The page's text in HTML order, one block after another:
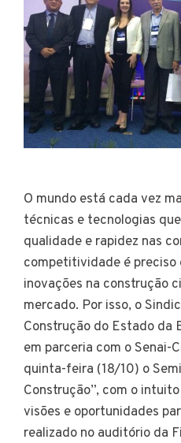
O mundo está cada vez
técnicas e tecnologias
qualidade e rapidez nas
competitividade é
inovações na construção
mercado. Por isso, o
Construção do Estado da
em parceria com o Senai-
quinta-feira (18/10) o
Construção”, com o
visões e oportunidades
realizado no auditório da